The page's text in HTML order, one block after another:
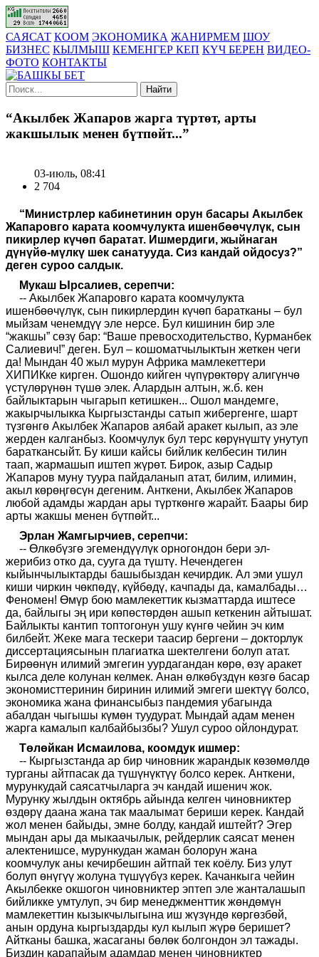
САЯСАТ КООМ ЭКОНОМИКА ЖАНИРМЕМ ШОУ
БИЗНЕС КЫЛМЫШ КЕМЕНГЕР КЕП КҮЧ БЕРЕН ВИДЕО-
ФОТО КОНТАКТЫ
Найти
“Акылбек Жапаров жарга түртөт, арты
жакшылык менен бүтпөйт...”
03-июль, 08:41
2 704
“Министрлер кабинетинин орун басары Акылбек
Жапаровго карата коомчулукта ишенбөөчүлүк, сын
пикирлер күчөп баратат. Ишмердиги, жыйнаган
дүнүйө-мүлкү шек санатууда. Сиз кандай ойдосуз?”
деген суроо салдык.
Мукаш Ырсалиев, серепчи:
-- Акылбек Жапаровго карата коомчулукта
ишенбөөчүлүк, сын пикирлердин күчөп баратканы – бул
мыйзам ченемдүү эле нерсе. Бул кишинин бир эле
“жакшы” сөзү бар: “Ваше превосходительство, Курманбек
Салиевич!” деген. Бул – кошоматчылыктын жеткен чеги
да! Мындан 40 жыл мурун Африка мамлекеттери
ХИПИКке кирген. Ошондо кийген чүпүрөктөрү алигүнчө
үстүлөрүнөн түшө элек. Алардын алтын, ж.б. кен
байлыктарын чыгарып кетишкен... Ошол мандемге,
жакырчылыкка Кыргызстанды сатып жибергенге, шарт
түзгөнгө Акылбек Жапаров аябай аракет кылып, аз эле
жерден калганбыз. Коомчулук бул терс көрүнүштү унутуп
бараткансыйт. Бу киши кайсы бийлик келбесин тилин
таап, жармашып иштеп жүрөт. Бирок, азыр Садыр
Жапаров муну туура пайдаланып атат, билим, илимин,
акыл көрөңгөсүн дегеним. Анткени, Акылбек Жапаров
любой адамды жардан ары түрткөнгө жарайт. Баары бир
арты жакшы менен бүтпөйт...
Эрлан Жамгырчиев, серепчи:
-- Өлкөбүзгө эгемендүүлүк орногондон бери эл-
жерибиз отко да, сууга да түштү. Нечендеген
кыйынчылыктарды башыбыздан кечирдик. Ал эми ушул
киши чиркин чөкпөдү, күйбөдү, качпады да, камалбады…
Феномен! Өмүр бою мамлекеттик кызматтарда иштесе
да, байлыгы эң ири көпөстөрдөн ашып кеткенин айтышат.
Байлыкты кантип топтогонун ушу күнгө чейин эч ким
билбейт. Жеке мага тескери таасир бергени – докторлук
диссертациясынын плагиатка шектелгени болуп атат.
Бирөөнүн илимий эмгегин уурдагандан көрө, өзү аракет
кылса деле колунан келмек. Анан өлкөбүздүн көзгө басар
экономисттеринин биринин илимий эмгеги шектүү болсо,
экономика жана финансыбыз пандемия убагында
абалдан чыгышы күмөн туудурат. Мындай адам менен
жарга камалып калбайбызбы? Ушул суроо ойлондурат.
Төлөйкан Исмаилова, коомдук ишмер:
-- Кыргызстанда ар бир чиновник жарандык көзөмөлдө
турганы айтпасак да түшүнүктүү болсо керек. Анткени,
мурункудай саясатчыларга эч кандай ишенич жок.
Мурунку жылдын октябрь айында келген чиновниктер
өздөрү даана жана так маалымат бериши керек. Кандай
жол менен байыды, эмне болду, кандай иштейт? Эгер
мындан ары да мыкаачылык, рейдерлик саясат менен
алектенишсе, мурункудан жаман болорун жана
коомчулук аны кечирбешин айтпай тек коёлу. Биз улут
болуп өнүгүү жолуна түшүүбүз керек. Качанкыга чейин
Акылбекке окшогон чиновниктер эптеп эле жанталашып
бийликке умтулуп, эч бир менеджменттик жөндөмүн
мамлекеттин кызыкчылыгына иш жүзүндө көргөзбөй,
анын ордуна кыргыздарды кул кылып жүрө беришет?
Айтканы башка, жасаганы бөлөк болгондон эл тажады.
Биздин карапайым адамдар менен чиновниктер